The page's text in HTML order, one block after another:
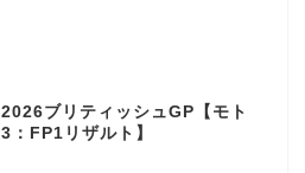
2026ブリティッシュGP【モト
3：FP1リザルト】